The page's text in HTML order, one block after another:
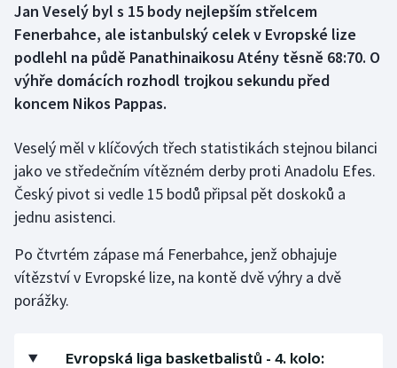
Box
Curling
Florbal
Futsal
Golf
Gymnastika
Jan Veselý byl s 15 body nejlepším střelcem
Fenerbahce, ale istanbulský celek v Evropské lize
podlehl na půdě Panathinaikosu Atény těsně 68:70. O
výhře domácích rozhodl trojkou sekundu před
koncem Nikos Pappas.
Veselý měl v klíčových třech statistikách stejnou bilanci
jako ve středečním vítězném derby proti Anadolu Efes.
Český pivot si vedle 15 bodů připsal pět doskoků a
jednu asistenci.
Po čtvrtém zápase má Fenerbahce, jenž obhajuje
vítězství v Evropské lize, na kontě dvě výhry a dvě
porážky.
Evropská liga basketbalistů - 4. kolo: